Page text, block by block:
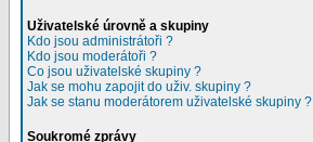
Uživatelské úrovně a skupiny
Kdo jsou administrátoři ?
Kdo jsou moderátoři ?
Co jsou uživatelské skupiny ?
Jak se mohu zapojit do uživ. skupiny ?
Jak se stanu moderátorem uživatelské skupiny ?
Soukromé zprávy